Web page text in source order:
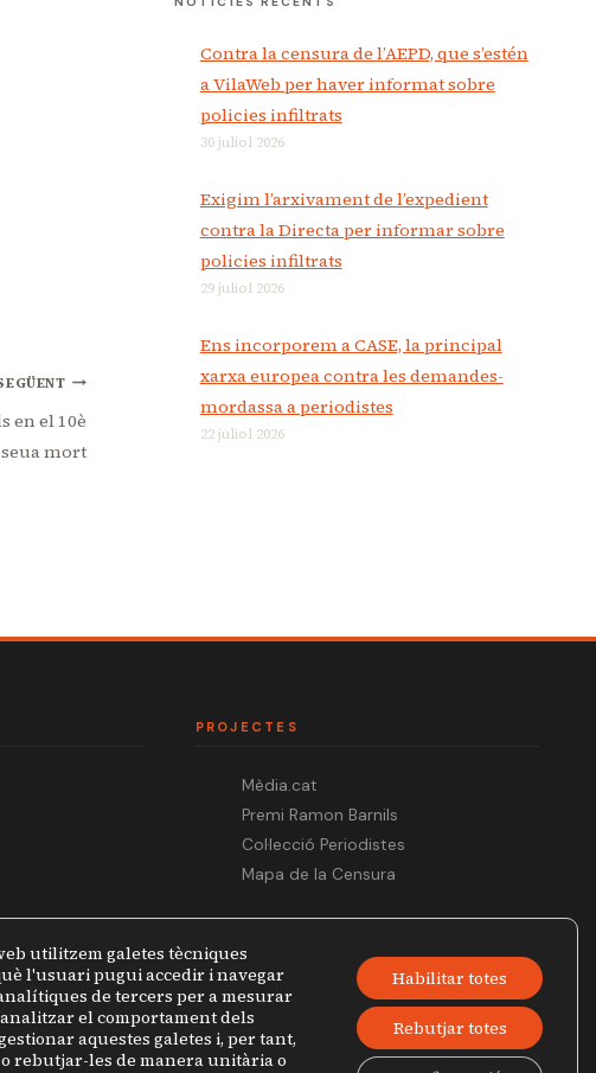
en el 10è
mort
Contra la censura de l’AEPD, que s’estén
a VilaWeb per haver informat sobre
policies infiltrats
30 juliol 2026
Exigim l’arxivament de l’expedient
contra la Directa per informar sobre
policies infiltrats
29 juliol 2026
Ens incorporem a CASE, la principal
xarxa europea contra les demandes-
mordassa a periodistes
22 juliol 2026
PROJECTES
Mèdia.cat
Premi Ramon Barnils
Col·lecció Periodistes
Mapa de la Censura
utilitzem galetes tècniques
l'usuari pugui accedir i navegar
de tercers per a mesurar
el comportament dels
aquestes galetes i, per tant,
rebutjar-les de manera unitària o
Habilitar totes
Rebutjar totes